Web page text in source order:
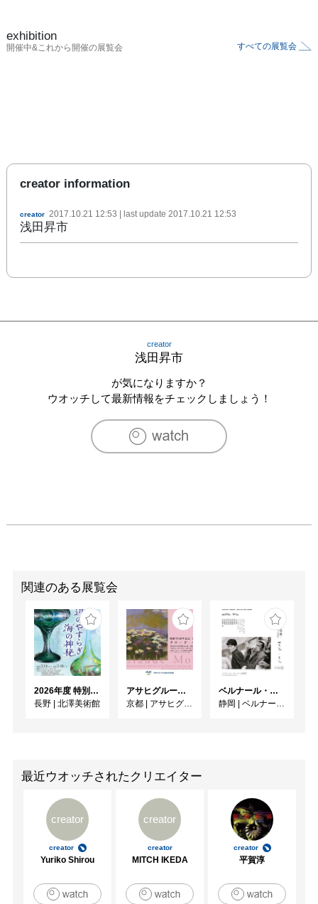
exhibition
開催中&これから開催の展覧会 すべての展覧会
creator information
creator 2017.10.21 12:53 | last update 2017.10.21 12:53
浅田昇市
creator
浅田昇市
が気になりますか？
ウオッチして最新情報をチェックしましょう！
関連のある展覧会
2026年度 特別展「ガレとドーム、アール･ヌーヴォーのガラス 水辺のやすらぎ、海の神秘」
長野 | 北澤美術館
アサヒグループ大山崎山荘美術館 開館30周年記念展「没後100年 クロード・モネ」
京都 | アサヒグループ大山崎山荘美術館
ベルナール・ビュフェと写真 ーカメラがとらえたビュフェとその時代、そして21 世紀へ
静岡 | ベルナール・ビュフェ美術館
最近ウオッチされたクリエイター
creator
creator
Yuriko Shirou
creator
creator
MITCH IKEDA
creator
平賀淳